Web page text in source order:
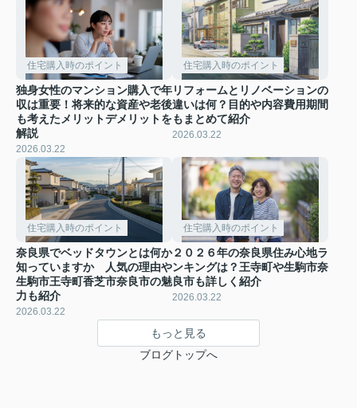
住宅購入時のポイント
独身女性のマンション購入で年
収は重要！将来的な資産や老後
も考えたメリットデメリットを
解説
2026.03.22
住宅購入時のポイント
リフォームとリノベーションの
違いは何？目的や内容費用期間
もまとめて紹介
2026.03.22
住宅購入時のポイント
奈良県でベッドタウンとは何か
知っていますか 人気の理由や
生駒市王寺町香芝市奈良市の魅
力も紹介
2026.03.22
住宅購入時のポイント
２０２６年の奈良県住み心地ラ
ンキングは？王寺町や生駒市奈
良市も詳しく紹介
2026.03.22
もっと見る
ブログトップへ